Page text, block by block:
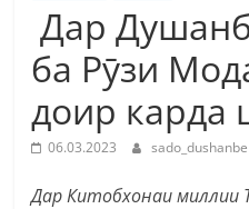
Дар
ба Рӯзи
доир карда
06.03.2023 sado_dushanbe
Дар Китобхонаи